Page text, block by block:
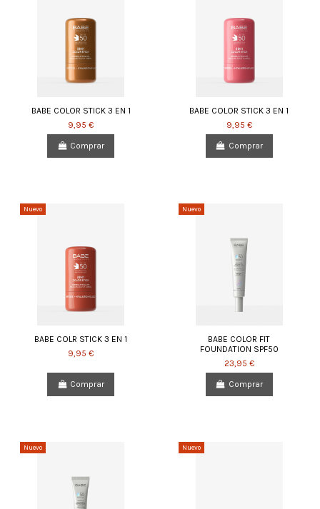
BABE COLOR STICK 3 EN 1
9,95 €
Comprar
BABE COLOR STICK 3 EN 1
9,95 €
Comprar
Nuevo
BABE COLR STICK 3 EN 1
9,95 €
Comprar
Nuevo
BABE COLOR FIT
FOUNDATION SPF50
23,95 €
Comprar
Nuevo Nuevo